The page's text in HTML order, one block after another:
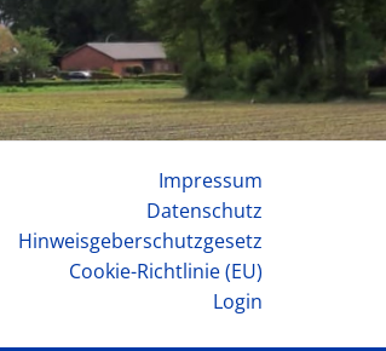
Impressum
Datenschutz
Hinweisgeberschutzgesetz
Cookie-Richtlinie (EU)
Login